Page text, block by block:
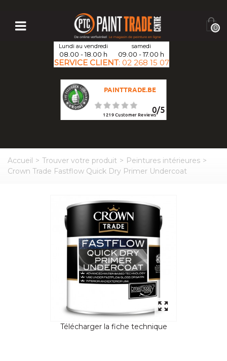
0
Lundi au vendredi
08.00 - 18.00 h
samedi
09.00 - 17.00 h
SERVICE CLIENT: 02 268 15 07
PAINTTRADE.BE
0/5
1219Customer Reviews
Accueil > Trouver votre produit > Peintures intérieures >
Crown Trade Fastflow Quick Dry Primer Undercoat
Télécharger la fiche technique